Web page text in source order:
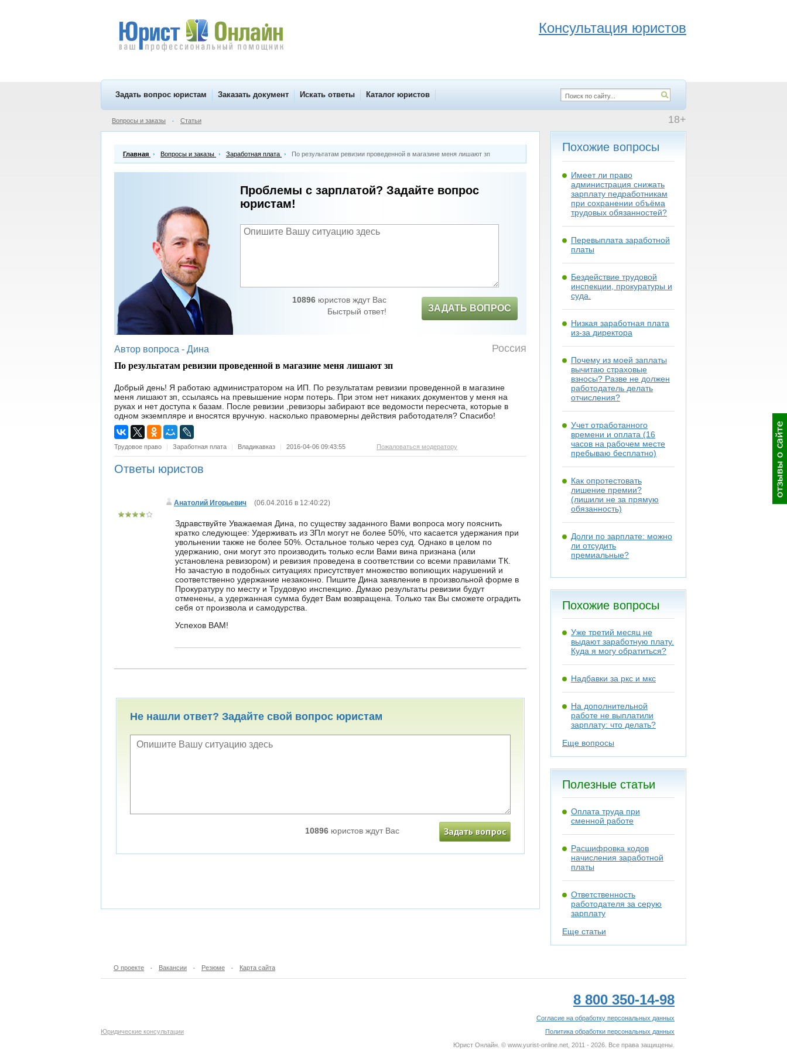
Консультация юристов
Задать вопрос юристам Заказать документ Искать ответы Каталог юристов
18+
Вопросы и заказы • Статьи
Главная Вопросы и заказы Заработная плата По результатам ревизии проведенной в магазине меня лишают зп
Проблемы с зарплатой? Задайте вопрос
юристам!
10896юристов ждут Вас
Быстрый ответ!
ЗАДАТЬ ВОПРОС
Автор вопроса - Дина Россия
По результатам ревизии проведенной в магазине меня лишают зп
Добрый день! Я работаю администратором на ИП. По результатам ревизии проведенной в магазине
меня лишают зп, ссылаясь на превышение норм потерь. При этом нет никаких документов у меня на
руках и нет доступа к базам. После ревизии ,ревизоры забирают все ведомости пересчета, которые в
одном экземпляре и вносятся вручную. насколько правомерны действия работодателя? Спасибо!
Трудовое право | Заработная плата | Владикавказ | 2016-04-06 09:43:55 Пожаловаться модератору
Ответы юристов
Анатолий Игорьевич (06.04.2016 в 12:40:22)
Здравствуйте Уважаемая Дина, по существу заданного Вами вопроса могу пояснить
кратко следующее: Удерживать из ЗПл могут не более 50%, что касается удержания при
увольнении также не более 50%. Остальное только через суд. Однако в целом по
удержанию, они могут это производить только если Вами вина признана (или
установлена ревизором) и ревизия проведена в соответствии со всеми правилами ТК.
Но зачастую в подобных ситуациях присутствует множество вопиющих нарушений и
соответственно удержание незаконно. Пишите Дина заявление в произвольной форме в
Прокуратуру по месту и Трудовую инспекцию. Думаю результаты ревизии будут
отменены, а удержанная сумма будет Вам возвращена. Только так Вы сможете оградить
себя от произвола и самодурства.
Успехов ВАМ!
Не нашли ответ? Задайте свой вопрос юристам
10896 юристов ждут Вас
Похожие вопросы
Имеет ли право
администрация снижать
зарплату педработникам
при сохранении объёма
трудовых обязанностей?
Перевыплата заработной
платы
Бездействие трудовой
инспекции, прокуратуры и
суда.
Низкая заработная плата
из-за директора
Почему из моей заплаты
вычитаю страховые
взносы? Разве не должен
работодатель делать
отчисления?
Учет отработанного
времени и оплата (16
часов на рабочем месте
пребываю бесплатно)
Как опротестовать
лишение премии?
(лишили не за прямую
обязанность)
Долги по зарплате: можно
ли отсудить
премиальные?
Похожие вопросы
Уже третий месяц не
выдают заработную плату.
Куда я могу обратиться?
Надбавки за ркс и мкс
На дополнительной
работе не выплатили
зарплату: что делать?
Еще вопросы
Полезные статьи
Оплата труда при
сменной работе
Расшифровка кодов
начисления заработной
платы
Ответственность
работодателя за серую
зарплату
Еще статьи
О проекте • Вакансии • Резюме • Карта сайта
Юридические консультации
8 800 350-14-98
Согласие на обработку персональных данных
Политика обработки персональных данных
Юрист Онлайн. © www.yurist-online.net, 2011 - 2026. Все права защищены.